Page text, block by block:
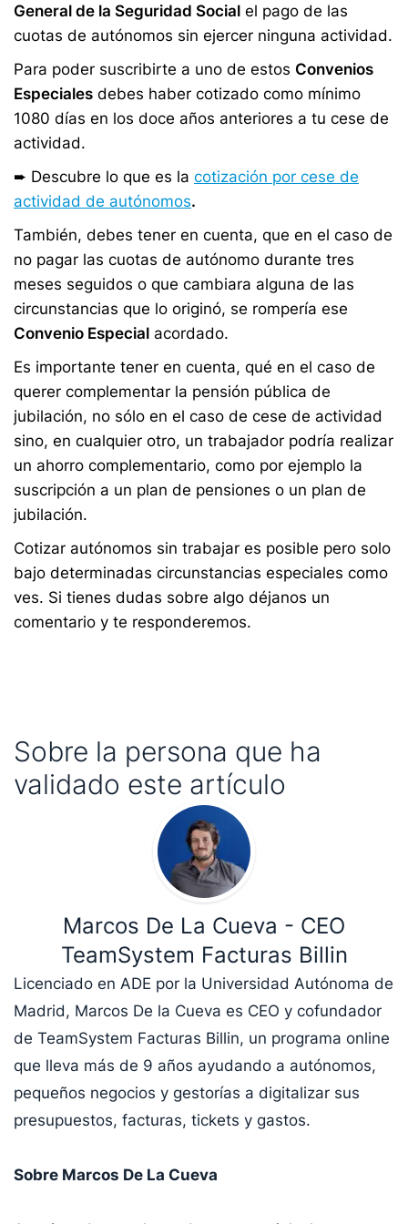
General de la Seguridad Social el pago de las
cuotas de autónomos sin ejercer ninguna actividad.
Para poder suscribirte a uno de estos Convenios
Especiales debes haber cotizado como mínimo
1080 días en los doce años anteriores a tu cese de
actividad.
➨ Descubre lo que es la cotización por cese de
actividad de autónomos.
También, debes tener en cuenta, que en el caso de
no pagar las cuotas de autónomo durante tres
meses seguidos o que cambiara alguna de las
circunstancias que lo originó, se rompería ese
Convenio Especial acordado.
Es importante tener en cuenta, qué en el caso de
querer complementar la pensión pública de
jubilación, no sólo en el caso de cese de actividad
sino, en cualquier otro, un trabajador podría realizar
un ahorro complementario, como por ejemplo la
suscripción a un plan de pensiones o un plan de
jubilación.
Cotizar autónomos sin trabajar es posible pero solo
bajo determinadas circunstancias especiales como
ves. Si tienes dudas sobre algo déjanos un
comentario y te responderemos.
Sobre la persona que ha
validado este artículo
Marcos De La Cueva - CEO
TeamSystem Facturas Billin
Licenciado en ADE por la Universidad Autónoma de
Madrid, Marcos De la Cueva es CEO y cofundador
de TeamSystem Facturas Billin, un programa online
que lleva más de 9 años ayudando a autónomos,
pequeños negocios y gestorías a digitalizar sus
presupuestos, facturas, tickets y gastos.
Sobre Marcos De La Cueva